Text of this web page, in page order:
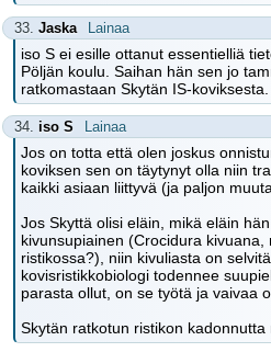
33. Jaska Lainaa
iso S ei esille ottanut essentielliä
Pöljän koulu. Saihan hän sen jo
ratkomastaan Skytän IS-koviksesta.
34. iso S Lainaa
Jos on totta että olen joskus
koviksen sen on täytynyt olla niin
kaikki asiaan liittyvä (ja paljon
Jos Skyttä olisi eläin, mikä eläin
kivunsupiainen (Crocidura kivuana,
ristikossa?), niin kivuliasta on
kovisristikkobiologi todennee
parasta ollut, on se työtä ja vaivaa
Skytän ratkotun ristikon